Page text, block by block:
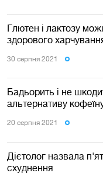
Глютен і лактозу
здорового
30 серпня 2021
Бадьорить і не
альтернативу
20 серпня 2021
Дієтолог назвала
схуднення